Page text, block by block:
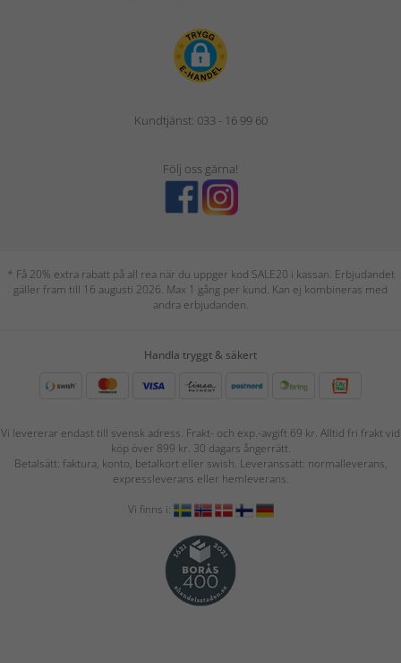
Kundtjänst: 033 - 16 99 60
Följ oss gärna!
* Få 20% extra rabatt på all rea när du uppger kod SALE20 i kassan. Erbjudandet
gäller fram till 16 augusti 2026. Max 1 gång per kund. Kan ej kombineras med
andra erbjudanden.
Handla tryggt & säkert
Vi levererar endast till svensk adress. Frakt- och exp.-avgift 69 kr. Alltid fri frakt vid
köp över 899 kr. 30 dagars ångerrätt.
Betalsätt: faktura, konto, betalkort eller swish. Leveranssätt: normalleverans,
expressleverans eller hemleverans.
Vi finns i: